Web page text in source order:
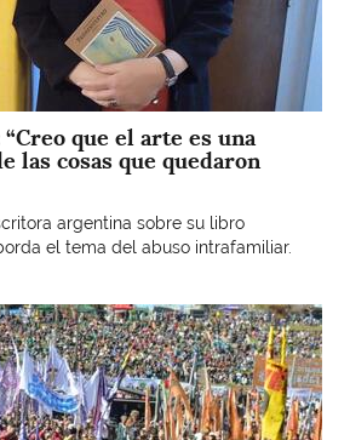
que el arte es una
las cosas que quedaron
argentina sobre su libro
el tema del abuso intrafamiliar.